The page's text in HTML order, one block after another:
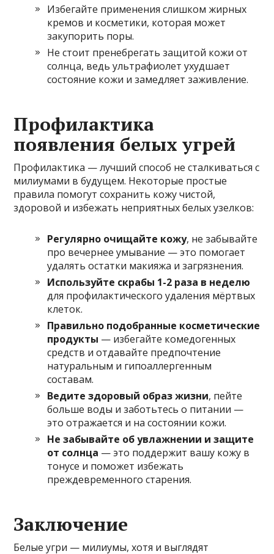
Избегайте применения слишком жирных
кремов и косметики, которая может
закупорить поры.
Не стоит пренебрегать защитой кожи от
солнца, ведь ультрафиолет ухудшает
состояние кожи и замедляет заживление.
Профилактика
появления белых угрей
Профилактика — лучший способ не сталкиваться с
милиумами в будущем. Некоторые простые
правила помогут сохранить кожу чистой,
здоровой и избежать неприятных белых узелков:
Регулярно очищайте кожу, не забывайте
про вечернее умывание — это помогает
удалять остатки макияжа и загрязнения.
Используйте скрабы 1-2 раза в неделю
для профилактического удаления мёртвых
клеток.
Правильно подобранные косметические
продукты — избегайте комедогенных
средств и отдавайте предпочтение
натуральным и гипоаллергенным
составам.
Ведите здоровый образ жизни, пейте
больше воды и заботьтесь о питании —
это отражается и на состоянии кожи.
Не забывайте об увлажнении и защите
от солнца — это поддержит вашу кожу в
тонусе и поможет избежать
преждевременного старения.
Заключение
Белые угри — милиумы, хотя и выглядят